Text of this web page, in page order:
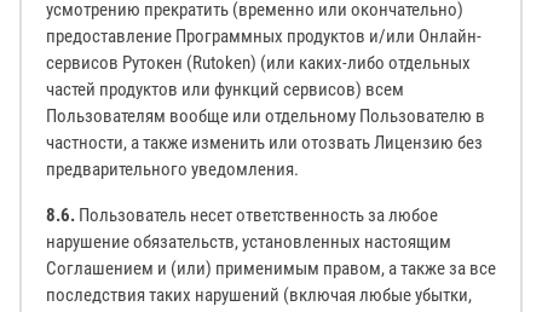
усмотрению прекратить (временно или окончательно)
предоставление Программных продуктов и/или Онлайн-
сервисов Рутокен (Rutoken) (или каких-либо отдельных
частей продуктов или функций сервисов) всем
Пользователям вообще или отдельному Пользователю в
частности, а также изменить или отозвать Лицензию без
предварительного уведомления.
8.6. Пользователь несет ответственность за любое
нарушение обязательств, установленных настоящим
Соглашением и (или) применимым правом, а также за все
последствия таких нарушений (включая любые убытки,